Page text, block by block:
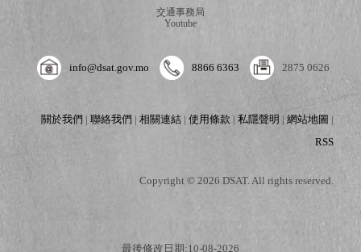
交通事務局
Youtube
info@dsat.gov.mo 8866 6363 2875 0626
關於我們 |聯絡我們 |相關連結 |使用條款 |私隱聲明 |網站地圖 |
RSS
Copyright © 2026 DSAT. All rights reserved.
最後修改日期:10-08-2026